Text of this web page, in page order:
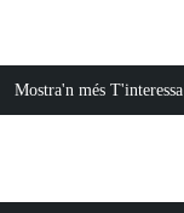
Mostra'n més T'interessa